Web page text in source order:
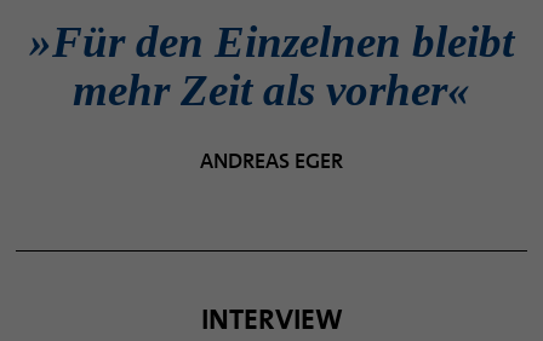
»Für den Einzelnen bleibt
mehr Zeit als vorher«
ANDREAS EGER
INTERVIEW